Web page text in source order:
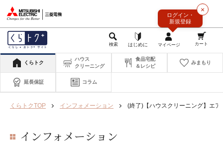
×
ログイン・
新規登録
くらトク
ハウス
クリーニング
食品宅配
＆レシピ
みまもり
延長保証 コラム
くらトクTOP インフォメーション (終了)【ハウスクリーニング】エ
インフォメーション